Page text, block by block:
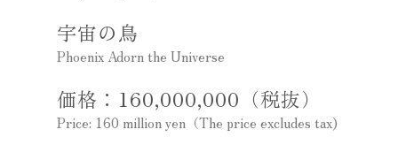
宇宙の鳥
Phoenix Adorn the Universe
価格：160,000,000（税抜）
Price: 160 million yen（The price excludes tax)